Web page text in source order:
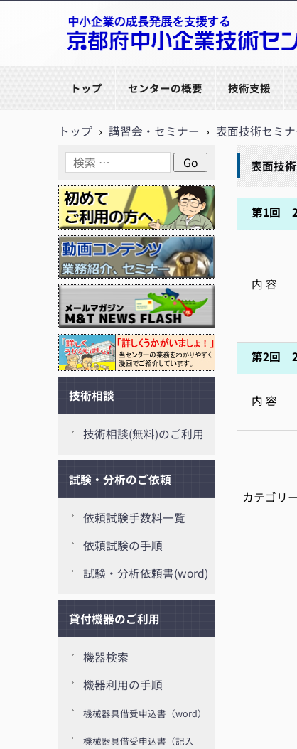
トップ センターの概要 技術支援
トップ › 講習会・セミナー › 表面技術セミ
表面技
第1回
内 容
第2回
内 容
カテゴリ
技術相談
技術相談(無料)のご利用
試験・分析のご依頼
依頼試験手数料一覧
依頼試験の手順
試験・分析依頼書(word)
貸付機器のご利用
機器検索
機器利用の手順
機械器具借受申込書（word）
機械器具借受申込書（記入